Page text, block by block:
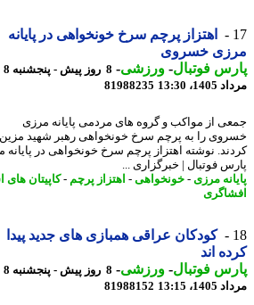
اهتزاز پرچم سرخ خونخواهی در پایانه
خسروی
فوتبال-ورزشی-
8 روز پیش - پنجشنبه 8
13:30
81988235
از مواکب و گروه های مردمی پایانه مرزی
را به پرچم سرخ خونخواهی رهبر شهید مزین
نوشته اهتزاز پرچم سرخ خونخواهی در پایانه
فوتبال | خبرگزاری ...
مرزی- خونخواهی-اهتزاز پرچم-کاپیتان های
کودکان عراقی همبازی های جدید پیدا
اند
فوتبال-ورزشی-
8 روز پیش - پنجشنبه 8
13:15
81988152